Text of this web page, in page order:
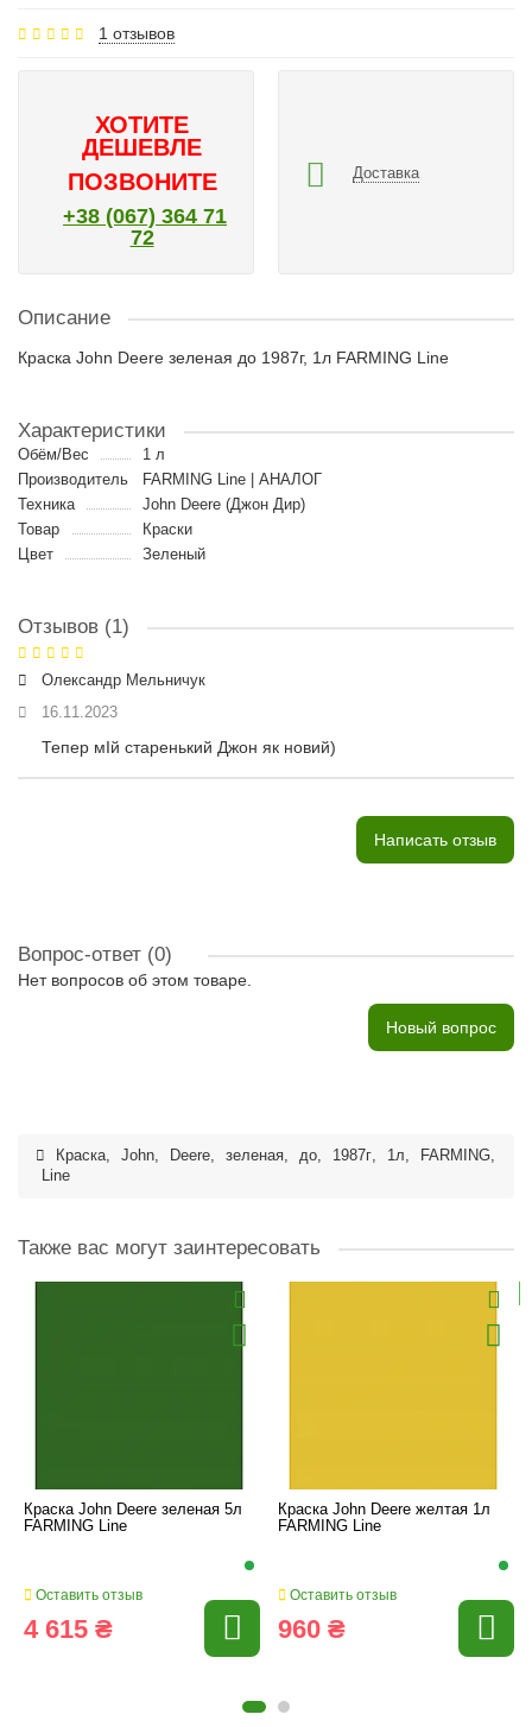
1 отзывов
ХОТИТЕ
ДЕШЕВЛЕ
ПОЗВОНИТЕ
+38 (067) 364 71
72
Доставка
Описание
Краска John Deere зеленая до 1987г, 1л FARMING Line
Характеристики
Обём/Вес
1 л
Производитель
FARMING Line | АНАЛОГ
Техника
John Deere (Джон Дир)
Товар
Краски
Цвет
Зеленый
Отзывов (1)
Олександр Мельничук
16.11.2023
Тепер мІй старенький Джон як новий)
Написать отзыв
Вопрос-ответ (0)
Нет вопросов об этом товаре.
Новый вопрос
Краска, John, Deere, зеленая, до, 1987г, 1л, FARMING,
Line
Также вас могут заинтересовать
Краска John Deere зеленая 5л
FARMING Line
Оставить отзыв
4 615 ₴
Краска John Deere желтая 1л
FARMING Line
Оставить отзыв
960 ₴